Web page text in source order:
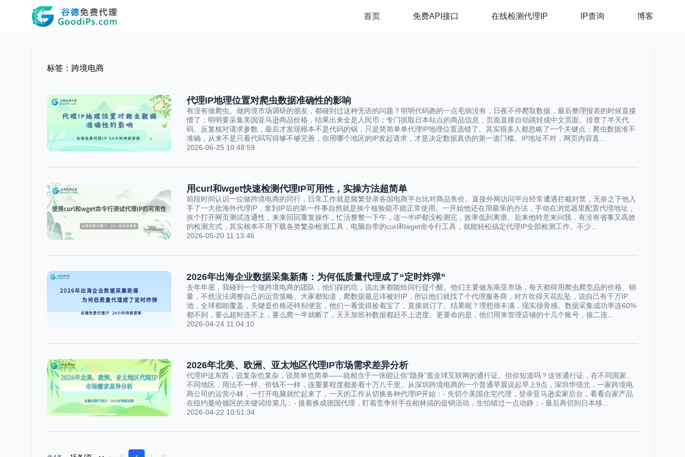
首页 免费API接口 在线检测代理IP IP查询 博客
标签：跨境电商
代理IP地理位置对爬虫数据准确性的影响
有没有做爬虫、做跨境市场调研的朋友，都碰到过这种无语的问题？明明代码跑的一点毛病没有，日夜不停爬取数据，最后整理报表的时候直接
懵了：明明要采集美国亚马逊商品价格，结果出来全是人民币；专门抓取日本站点的商品信息，页面直接自动跳转成中文页面。排查了半天代
码、反复核对请求参数，最后才发现根本不是代码的锅，只是简简单单代理IP地理位置选错了。其实很多人都忽略了一个关键点：爬虫数据准不
准确，从来不是只看代码写得够不够完善，你用哪个地区的IP发起请求，才是决定数据真伪的第一道门槛。IP地址不对，网页内容直...
2026-06-25 10:48:59
用curl和wget快速检测代理IP可用性，实操方法超简单
前段时间认识一位做跨境电商的同行，日常工作就是频繁登录各国电商平台比对商品售价。直接外网访问平台经常遭遇拦截封禁，无奈之下他入
手了一大批海外代理IP，拿到IP后的第一件事自然就是挨个核验能不能正常使用。一开始他还在用最笨的办法，手动在浏览器里配置代理地址，
挨个打开网页测试连通性，来来回回重复操作，忙活整整一下午，连一半IP都没检测完，效率低到离谱。后来他特意来问我，有没有省事又高效
的检测方式，其实根本不用下载各类繁杂检测工具，电脑自带的curl和wget命令行工具，就能轻松搞定代理IP全部检测工作。不少...
2026-05-20 11:13:46
2026年出海企业数据采集新痛：为何低质量代理成了“定时炸弹”
去年年底，我碰到一个做跨境电商的团队，他们踩的坑，说出来都能给同行提个醒。他们主要做东南亚市场，每天都得用爬虫爬竞品的价格、销
量，不然没法调整自己的运营策略。大家都知道，爬数据最忌讳被封IP，所以他们就找了个代理服务商，对方吹得天花乱坠，说自己有千万IP
池，全球都能覆盖，关键是价格还特别便宜，他们一看觉得捡着宝了，直接就订了。结果呢？理想很丰满，现实很骨感。数据采集成功率连60%
都不到，要么超时连不上，要么爬一半就断了，天天加班补数据都赶不上进度。更要命的是，他们用来管理店铺的十几个账号，接二连...
2026-04-24 11:04:10
2026年北美、欧洲、亚太地区代理IP市场需求差异分析
代理IP这东西，说复杂也复杂，说简单也简单——就相当于一张能让你“隐身”逛全球互联网的通行证。但你知道吗？这张通行证，在不同国家、
不同地区，用法不一样、价钱不一样，连重要程度都差着十万八千里。从深圳 跨境电商的一个普通早晨说起早上9点，深圳华强北，一家跨境电
商公司的运营小林，一打开电脑就忙起来了，一天的工作从切换各种代理IP开始：- 先切个美国住宅代理，登录亚马逊卖家后台，看看自家产品
在纽约曼哈顿区的关键词排第几；- 接着换成德国代理，盯着竞争对手在柏林搞的促销活动，生怕错过一点动静；- 最后再切到日本移...
2026-04-22 10:51:34